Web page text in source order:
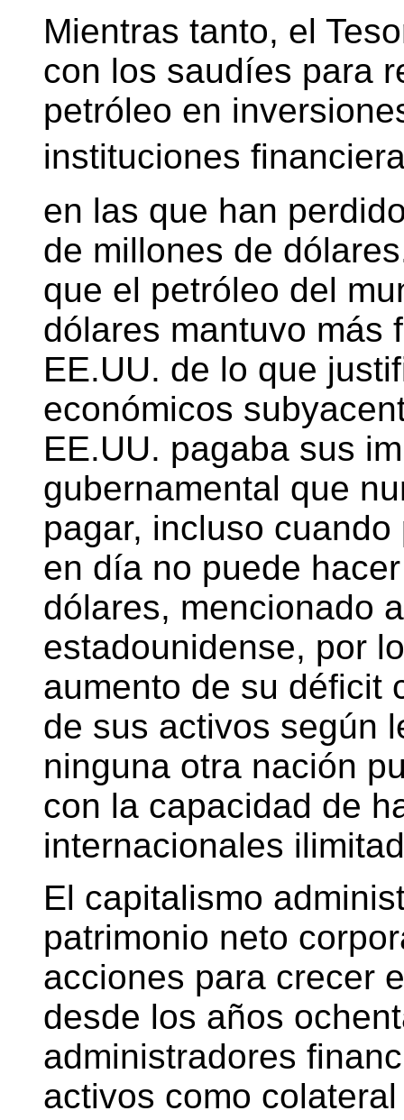
Mientras tanto, el
con los saudíes para
petróleo en
instituciones
en las que han
de millones de
que el petróleo del
dólares mantuvo más
EE.UU. de lo que
económicos
EE.UU. pagaba sus
gubernamental que
pagar, incluso
en día no puede
dólares, mencionado
estadounidense, por
aumento de su déficit
de sus activos según
ninguna otra nación
con la capacidad de
internacionales
El capitalismo
patrimonio neto
acciones para crecer
desde los años
administradores
activos como